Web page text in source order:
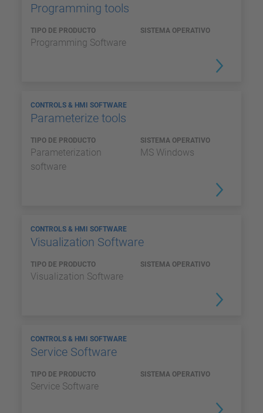
Programming tools
TIPO DE PRODUCTO
Programming Software
SISTEMA OPERATIVO
CONTROLS & HMI SOFTWARE
Parameterize tools
TIPO DE PRODUCTO
Parameterization
software
SISTEMA OPERATIVO
MS Windows
CONTROLS & HMI SOFTWARE
Visualization Software
TIPO DE PRODUCTO
Visualization Software
SISTEMA OPERATIVO
CONTROLS & HMI SOFTWARE
Service Software
TIPO DE PRODUCTO
Service Software
SISTEMA OPERATIVO